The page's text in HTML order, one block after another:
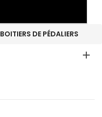
BOITIERS DE PÉDALIERS